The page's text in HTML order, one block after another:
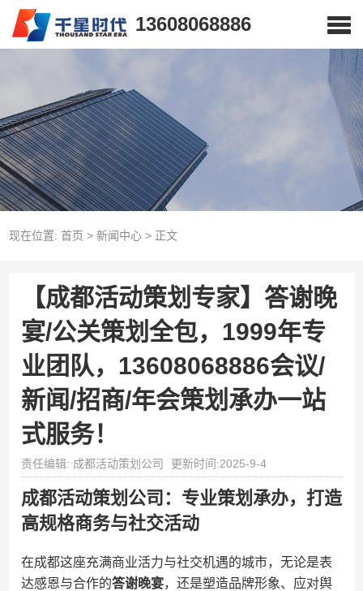
13608068886
现在位置: 首页 > 新闻中心> 正文
【成都活动策划专家】答谢晚
宴/公关策划全包，1999年专
业团队，13608068886会议/
新闻/招商/年会策划承办一站
式服务！
责任编辑: 成都活动策划公司 更新时间:2025-9-4
成都活动策划公司：专业策划承办，打造
高规格商务与社交活动
在成都这座充满商业活力与社交机遇的城市，无论是表
达感恩与合作的​​答谢晚宴​​，还是塑造品牌形象、应对舆